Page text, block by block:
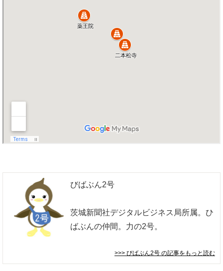
びばぶん2号
茨城新聞社デジタルビジネス局所属。ひ
ばぶんの仲間。力の2号。
>>> びばぶん2号 の記事をもっと読む